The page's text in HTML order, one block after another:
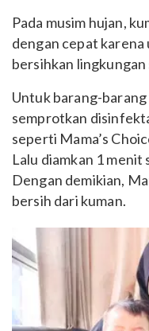
Pada musim hujan,
dengan cepat karena
bersihkan
Untuk barang-
semprotkan
seperti Mama’s
Lalu diamkan 1
Dengan demikian,
bersih dari kuman.